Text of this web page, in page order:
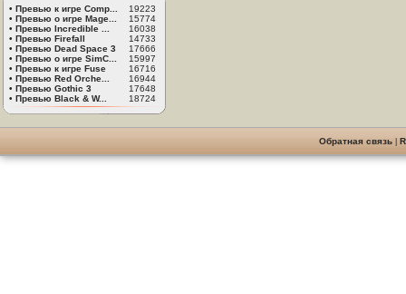
• Превью к игре Comp...
19223
• Превью о игре Mage...
15774
• Превью Incredible ...
16038
• Превью Firefall
14733
• Превью Dead Space 3
17666
• Превью о игре SimC...
15997
• Превью к игре Fuse
16716
• Превью Red Orche...
16944
• Превью Gothic 3
17648
• Превью Black & W... 18724
Обратная связь